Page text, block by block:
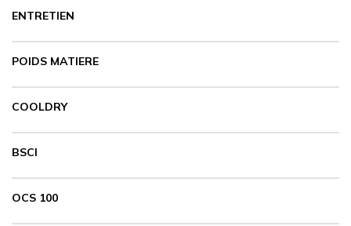
ENTRETIEN
POIDS MATIERE
COOLDRY
BSCI
OCS 100